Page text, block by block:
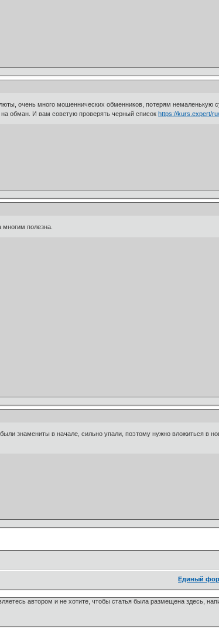
очень много мошеннических обменников, потерям
обман. И вам советую проверять черный списокhttps://kurs.expert/
полезна.
знамениты в начале, сильно упали, поэтому нужно вложиться в
Единый
автором и не хотите, чтобы статья была размещена здесь,